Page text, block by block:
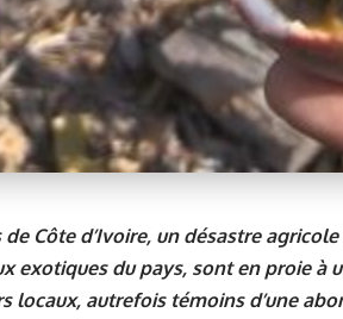
Côte d’Ivoire, un désastre
exotiques du pays, sont en proie à
locaux, autrefois témoins d’une